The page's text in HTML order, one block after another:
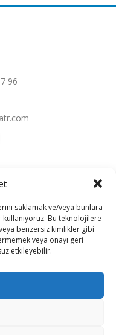
saklamak ve/veya bunlara
Bu teknolojilere
benzersiz kimlikler gibi
veya onayı geri
etkileyebilir.
96
SavunmaTR
Hakkımızda
Kariyer
Gizlilik Politikası
Künye